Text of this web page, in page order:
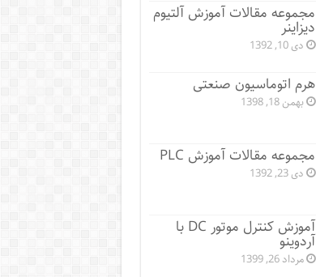
مجموعه مقالات آموزش آلتیوم
دیزاینر
دی 10, 1392
هرم اتوماسیون صنعتی
بهمن 18, 1398
مجموعه مقالات آموزش PLC
دی 23, 1392
آموزش کنترل موتور DC با
آردوینو
مرداد 26, 1399